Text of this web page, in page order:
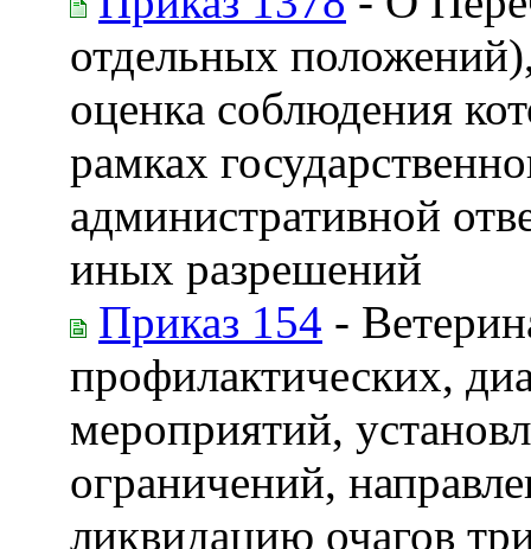
отдельных
оценка соблюдения
рамках
административной
иных разрешений
Приказ 154 -
профилактических,
мероприятий,
ограничений,
ликвидацию очагов